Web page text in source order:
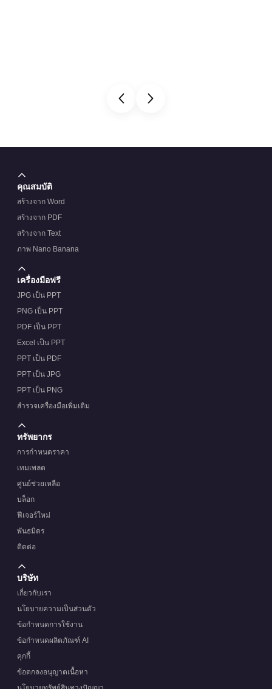
คุณสมบัติ
สร้างจาก Word
สร้างจาก PDF
สร้างจาก Text
ภาพ Nano Banana
เครื่องมือฟรี
JPG เป็น PPT
PNG เป็น PPT
PDF เป็น PPT
Excel เป็น PPT
PPT เป็น PDF
PPT เป็น JPG
PPT เป็น PNG
สำรวจเครื่องมือเพิ่มเติม
ทรัพยากร
การกำหนดราคา
เทมเพลต
ศูนย์ช่วยเหลือ
บล็อก
ฟีเจอร์ใหม่
พันธมิตร
ติดต่อ
บริษัท
เกี่ยวกับเรา
นโยบายความเป็นส่วนตัว
ข้อกำหนดการใช้งาน
ข้อกำหนดผลิตภัณฑ์ AI
คุกกี้
ข้อตกลงอนุญาตเนื้อหา